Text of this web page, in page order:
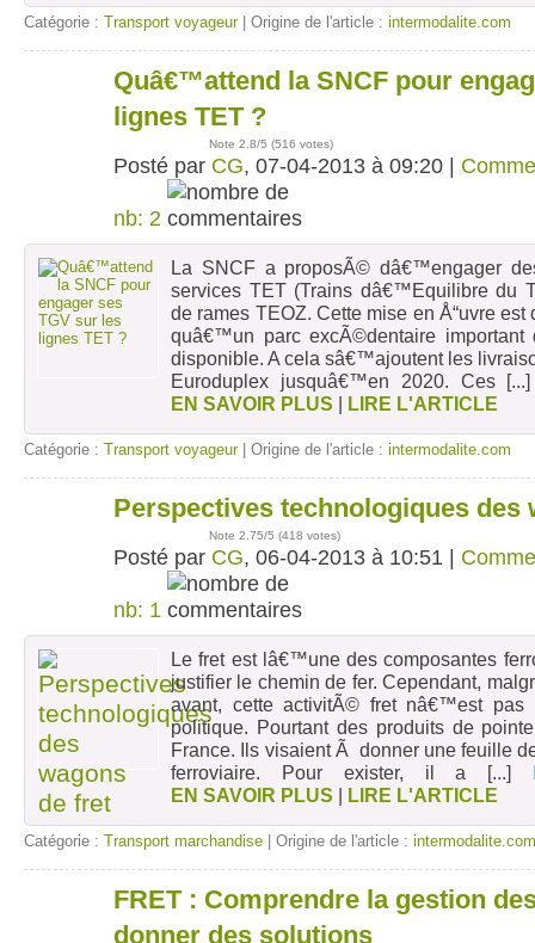
Catégorie : Transport voyageur| Origine de l'article : intermodalite.com
Quâ€™attend la SNCF pour
lignes TET ?
Note 2.8/5 (516 votes)
Posté par CG, 07-04-2013 à 09:20 |
nb: 2
La SNCF a proposÃ© dâ€™engager
services TET (Trains dâ€™Equilibre du
de rames TEOZ. Cette mise en Å“uvre
quâ€™un parc excÃ©dentaire
disponible. A cela sâ€™ajoutent les
Euroduplex jusquâ€™en 2020. Ces
EN SAVOIR PLUS | LIRE L'ARTICLE
Catégorie : Transport voyageur| Origine de l'article : intermodalite.com
Perspectives technologiques des
Note 2.75/5 (418 votes)
Posté par CG, 06-04-2013 à 10:51 |
nb: 1
Le fret est lâ€™une des composantes
justifier le chemin de fer. Cependant,
avant, cette activitÃ© fret nâ€™est pas
politique. Pourtant des produits de
France. Ils visaient Ã donner une feuille
ferroviaire. Pour exister, il a [...]
EN SAVOIR PLUS | LIRE L'ARTICLE
Catégorie : Transport marchandise | Origine de l'article : intermodalite.com
FRET : Comprendre la gestion
donner des solutions